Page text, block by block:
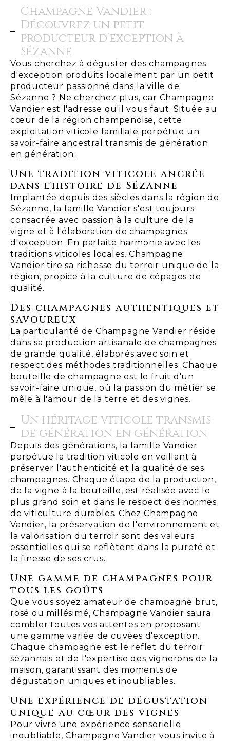
Champagne Vandier :
Découvrez un petit
producteur d'exception à
Sézanne
Vous cherchez à déguster des champagnes
d'exception produits localement par un petit
producteur passionné dans la ville de
Sézanne ? Ne cherchez plus, car Champagne
Vandier est l'adresse qu'il vous faut. Située au
cœur de la région champenoise, cette
exploitation viticole familiale perpétue un
savoir-faire ancestral transmis de génération
en génération.
Une tradition viticole ancrée
dans l'histoire de Sézanne
Implantée depuis des siècles dans la région de
Sézanne, la famille Vandier s'est toujours
consacrée avec passion à la culture de la
vigne et à l'élaboration de champagnes
d'exception. En parfaite harmonie avec les
traditions viticoles locales, Champagne
Vandier tire sa richesse du terroir unique de la
région, propice à la culture de cépages de
qualité.
Des champagnes authentiques et
savoureux
La particularité de Champagne Vandier réside
dans sa production artisanale de champagnes
de grande qualité, élaborés avec soin et
respect des méthodes traditionnelles. Chaque
bouteille de champagne est le fruit d'un
savoir-faire unique, où la passion du métier se
mêle à l'amour de la terre et des vignes.
Un héritage viticole transmis
de génération en génération
Depuis des générations, la famille Vandier
perpétue la tradition viticole en veillant à
préserver l'authenticité et la qualité de ses
champagnes. Chaque étape de la production,
de la vigne à la bouteille, est réalisée avec le
plus grand soin et dans le respect des normes
de viticulture durables. Chez Champagne
Vandier, la préservation de l'environnement et
la valorisation du terroir sont des valeurs
essentielles qui se reflètent dans la pureté et
la finesse de ses crus.
Une gamme de champagnes pour
tous les goûts
Que vous soyez amateur de champagne brut,
rosé ou millésimé, Champagne Vandier saura
combler toutes vos attentes en proposant
une gamme variée de cuvées d'exception.
Chaque champagne est le reflet du terroir
sézannais et de l'expertise des vignerons de la
maison, garantissant des moments de
dégustation uniques et inoubliables.
Une expérience de dégustation
unique au cœur des vignes
Pour vivre une expérience sensorielle
inoubliable, Champagne Vandier vous invite à